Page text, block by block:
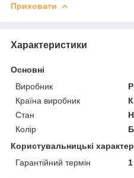
Приховати
Характеристики
Основні
Виробник
Країна виробник
Стан
Колір
Користувальницькі
Гарантійний термін